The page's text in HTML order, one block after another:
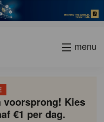
menu
voorsprong! Kies
€1 per dag.